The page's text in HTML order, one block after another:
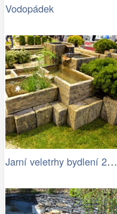
Vodopádek
Jarní veletrhy bydlení 2015